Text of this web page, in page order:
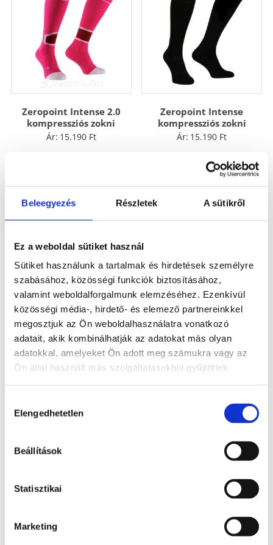
Beleegyezés Részletek A sütikről
Ez a weboldal sütiket használ
Sütiket használunk a tartalmak és hirdetések személyre
szabásához, közösségi funkciók biztosításához,
valamint weboldalforgalmunk elemzéséhez. Ezenkívül
közösségi média-, hirdető- és elemező partnereinkkel
megosztjuk az Ön weboldalhasználatra vonatkozó
adatait, akik kombinálhatják az adatokat más olyan
adatokkal, amelyeket Ön adott meg számukra vagy az
Ön által használt más szolgáltatásokból gyűjtöttek.
kiválasztása
Elengedhetetlen
Beállítások
Statisztikai
Marketing
Zeropoint Intense 2.0
kompressziós zokni
Ár: 15.190 Ft
Zeropoint Intense
kompressziós zokni
Ár: 15.190 Ft
Zeropoint TEAM
kompressziós zokni
Ár: 15.190Ft
Zeropoint kompressziós
bokazokni
Ár:6.390Ft